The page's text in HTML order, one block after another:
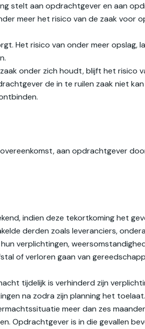
stelt aan opdrachtgever en aan
meer het risico van de zaak voor
Het risico van onder meer opslag,
onder zich houdt, blijft het risico
de in te ruilen zaak niet
aan opdrachtgever
indien deze tekortkoming het
derden zoals leveranciers,
verplichtingen,
of verloren gaan van
tijdelijk is verhinderd zijn
na zodra zijn planning het toelaat.
meer dan zes
Opdrachtgever is in die gevallen